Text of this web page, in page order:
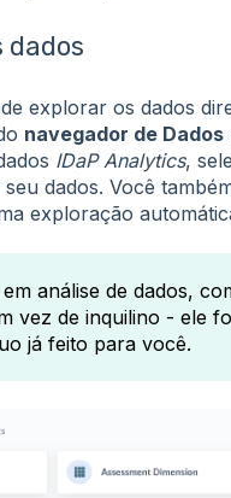
dados
explorar os dados
navegador de Dados
IDaP Analytics,
dados. Você
exploração
análise de dados,
vez de inquilino - ele
já feito para você.